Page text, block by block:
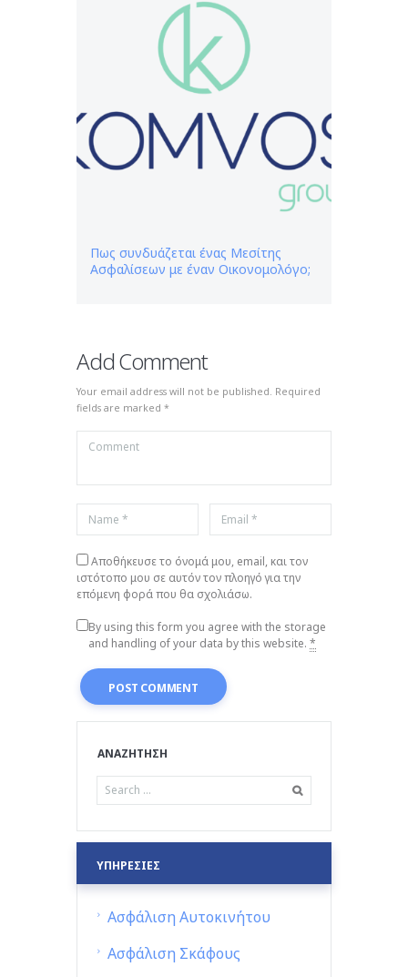
Πως συνδυάζεται ένας Μεσίτης
Ασφαλίσεων με έναν Oικονομολόγο;
Add Comment
Your email address will not be published. Required
fields are marked *
Αποθήκευσε το όνομά μου, email, και τον
ιστότοπο μου σε αυτόν τον πλοηγό για την
επόμενη φορά που θα σχολιάσω.
By using this form you agree with the storage
and handling of your data by this website. *
ΑΝΑΖΗΤΗΣΗ
ΥΠΗΡΕΣΙΕΣ
Ασφάλιση Αυτοκινήτου
Ασφάλιση Σκάφους